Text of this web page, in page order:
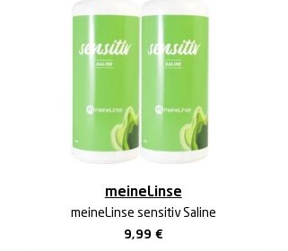
meineLinse
meineLinse sensitiv Saline
9,99 €